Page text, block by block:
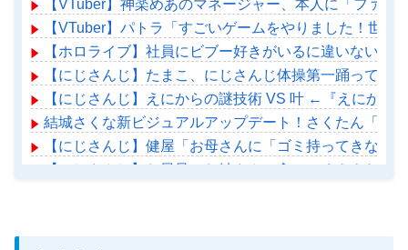
【VTuber】神楽めあのマネージャー、本人に「ファ
【VTuber】パトラ「すごいゲームをやりました！世
【ホロライブ】社員にビブー好きがいるに違いない（
【にじさんじ】たまこ、にじさんじ体操第一踊ってみ
【にじさんじ】えにからの謎技術 VS 叶 ←『えにから
結城さくな新ビジュアルアップデート！さくたん「ど
【にじさんじ】健屋「お母さんに「ゴミ持ってきな
【にじさんじ】お風呂のお姉さんに食いつくナナたま